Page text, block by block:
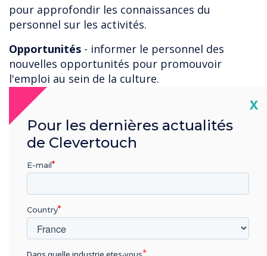
pour approfondir les connaissances du
personnel sur les activités.
Opportunités - informer le personnel des
nouvelles opportunités pour promouvoir
l'emploi au sein de la culture.
Externe
- rapports de trafic en direct qui aident
les répartiteurs sur les itinéraires.
Urgence- messagerie instantanée pour les
exercices d'incendie, les pratiques d'évacuation,
etc.
Avec autant d'utilisations positives, nos
solutions d'affichage numérique d'entreprise
offrent la technologie idéale pour améliorer les
communications au sein de l'environnement de
X
Pour les dernières actualités
de Clevertouch
E-mail
Country